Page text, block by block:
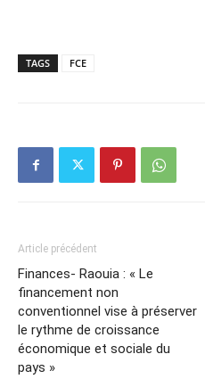
TAGS FCE
Article précédent
Finances- Raouia : « Le
financement non
conventionnel vise à préserver
le rythme de croissance
économique et sociale du
pays »